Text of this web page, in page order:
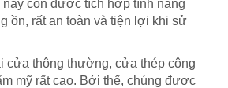
còn được tích hợp tính năng
ồn, rất an toàn và tiện lợi khi sử
cửa thông thường, cửa thép công
mỹ rất cao. Bởi thế, chúng được